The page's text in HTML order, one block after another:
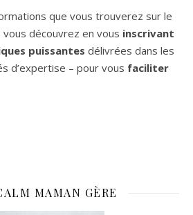
que vous trouverez sur le
vous découvrez en vous inscrivant
puissantes délivrées dans les
d’expertise – pour vous faciliter
MAMAN GÈRE